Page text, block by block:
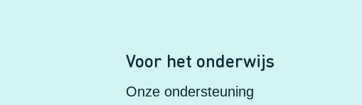
Voor het onderwijs
Onze ondersteuning